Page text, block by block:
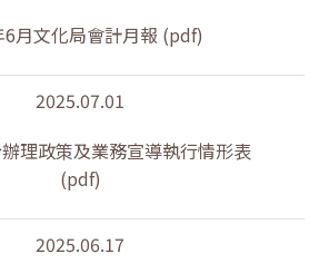
6月文化局會計月報 (pdf)
2025.07.01
理政策及業務宣導執行情形表
(pdf)
2025.06.17